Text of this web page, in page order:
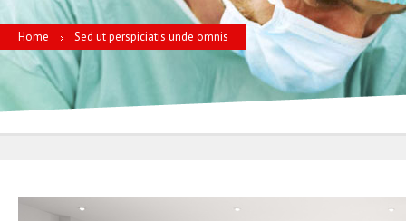
Home Sed ut perspiciatis unde omnis